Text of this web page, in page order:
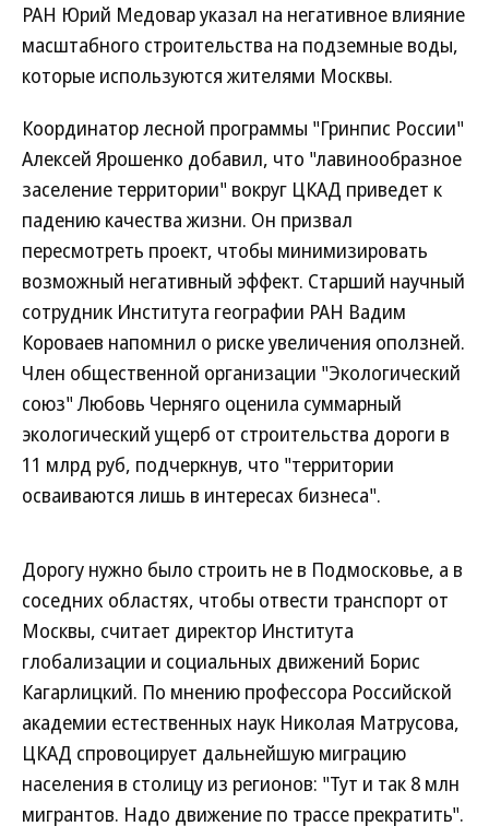
РАН Юрий Медовар указал на негативное влияние
масштабного строительства на подземные воды,
которые используются жителями Москвы.
Координатор лесной программы "Гринпис России"
Алексей Ярошенко добавил, что "лавинообразное
заселение территории" вокруг ЦКАД приведет к
падению качества жизни. Он призвал
пересмотреть проект, чтобы минимизировать
возможный негативный эффект. Старший научный
сотрудник Института географии РАН Вадим
Короваев напомнил о риске увеличения оползней.
Член общественной организации "Экологический
союз" Любовь Черняго оценила суммарный
экологический ущерб от строительства дороги в
11 млрд руб, подчеркнув, что "территории
осваиваются лишь в интересах бизнеса".
Дорогу нужно было строить не в Подмосковье, а в
соседних областях, чтобы отвести транспорт от
Москвы, считает директор Института
глобализации и социальных движений Борис
Кагарлицкий. По мнению профессора Российской
академии естественных наук Николая Матрусова,
ЦКАД спровоцирует дальнейшую миграцию
населения в столицу из регионов: "Тут и так 8 млн
мигрантов. Надо движение по трассе прекратить".